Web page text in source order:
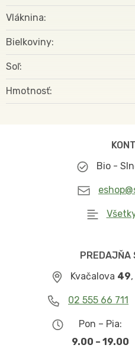
Vláknina
Bielkoviny
Soľ
Hmotnosť
Bio -
PREDAJŇA
Kvačalova 49
02 555 66 711
Pon – Pia:
9.00 – 19.00